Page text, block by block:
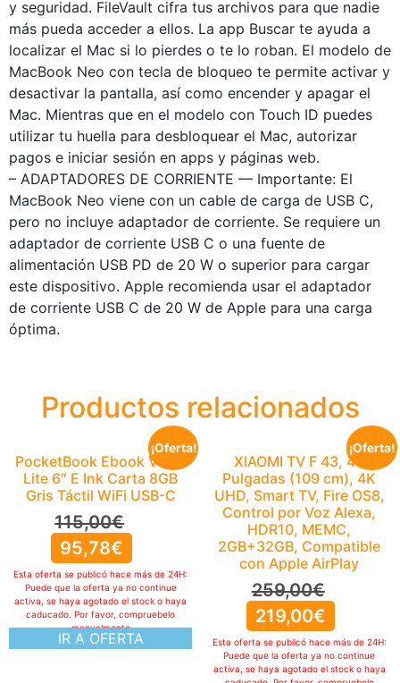
y seguridad. FileVault cifra tus archivos para que nadie
más pueda acceder a ellos. La app Buscar te ayuda a
localizar el Mac si lo pierdes o te lo roban. El modelo de
MacBook Neo con tecla de bloqueo te permite activar y
desactivar la pantalla, así como encender y apagar el
Mac. Mientras que en el modelo con Touch ID puedes
utilizar tu huella para desbloquear el Mac, autorizar
pagos e iniciar sesión en apps y páginas web.
– ADAPTADORES DE CORRIENTE — Importante: El
MacBook Neo viene con un cable de carga de USB C,
pero no incluye adaptador de corriente. Se requiere un
adaptador de corriente USB C o una fuente de
alimentación USB PD de 20 W o superior para cargar
este dispositivo. Apple recomienda usar el adaptador
de corriente USB C de 20 W de Apple para una carga
óptima.
Productos relacionados
¡Oferta!
PocketBook Ebook Verse
Lite 6″ E Ink Carta 8GB
Gris Táctil WiFi USB-C
115,00€
95,78€
IR A OFERTA
Esta oferta se publicó hace más de 24H:
Puede que la oferta ya no continue
activa, se haya agotado el stock o haya
caducado. Por favor, compruebelo
manualmente
¡Oferta!
XIAOMI TV F 43, 43
Pulgadas (109 cm), 4K
UHD, Smart TV, Fire OS8,
Control por Voz Alexa,
HDR10, MEMC,
2GB+32GB, Compatible
con Apple AirPlay
259,00€
219,00€
Esta oferta se publicó hace más de 24H:
Puede que la oferta ya no continue
activa, se haya agotado el stock o haya